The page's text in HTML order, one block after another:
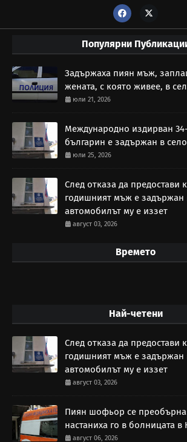
Популярни
Задържаха пиян мъж,
жената, с която живее, в
юли 21, 2026
Международно издирван
българин е задържан в
юли 25, 2026
След отказа да предостави
годишният мъж е задържан
автомобилът му е иззет
август 03, 2026
Времето
Най-четени
След отказа да предостави
годишният мъж е задържан
автомобилът му е иззет
август 03, 2026
Пиян шофьор се преобърна
настаниха го в болницата в
август 06, 2026